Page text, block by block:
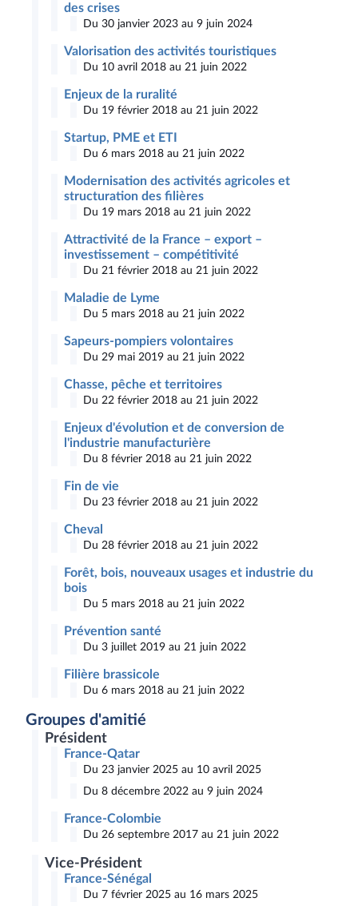
des crises
Du 30 janvier 2023 au 9 juin 2024
Valorisation des activités touristiques
Du 10 avril 2018 au 21 juin 2022
Enjeux de la ruralité
Du 19 février 2018 au 21 juin 2022
Startup, PME et ETI
Du 6 mars 2018 au 21 juin 2022
Modernisation des activités agricoles et
structuration des filières
Du 19 mars 2018 au 21 juin 2022
Attractivité de la France – export –
investissement – compétitivité
Du 21 février 2018 au 21 juin 2022
Maladie de Lyme
Du 5 mars 2018 au 21 juin 2022
Sapeurs-pompiers volontaires
Du 29 mai 2019 au 21 juin 2022
Chasse, pêche et territoires
Du 22 février 2018 au 21 juin 2022
Enjeux d'évolution et de conversion de
l'industrie manufacturière
Du 8 février 2018 au 21 juin 2022
Fin de vie
Du 23 février 2018 au 21 juin 2022
Cheval
Du 28 février 2018 au 21 juin 2022
Forêt, bois, nouveaux usages et industrie du
bois
Du 5 mars 2018 au 21 juin 2022
Prévention santé
Du 3 juillet 2019 au 21 juin 2022
Filière brassicole
Du 6 mars 2018 au 21 juin 2022
Groupes d'amitié
Président
France-Qatar
Du 23 janvier 2025 au 10 avril 2025
Du 8 décembre 2022 au 9 juin 2024
France-Colombie
Du 26 septembre 2017 au 21 juin 2022
Vice-Président
France-Sénégal
Du 7 février 2025 au 16 mars 2025